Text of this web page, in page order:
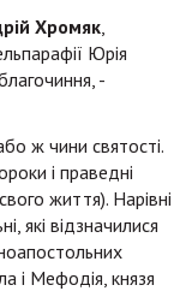
Хромяк,
Юрія
-
ж чини святості.
і праведні
життя). Нарівні
які відзначилися
і Мефодія, князя